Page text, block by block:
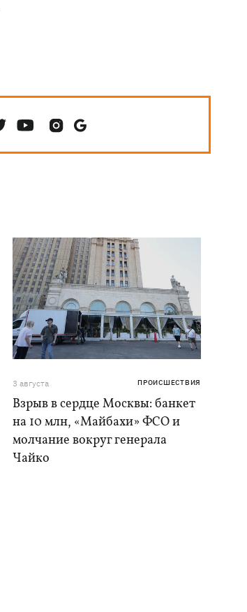
3 августа ПРОИСШЕСТВИЯ
Взрыв в сердце Москвы: банкет
на 10 млн, «Майбахи» ФСО и
молчание вокруг генерала
Чайко